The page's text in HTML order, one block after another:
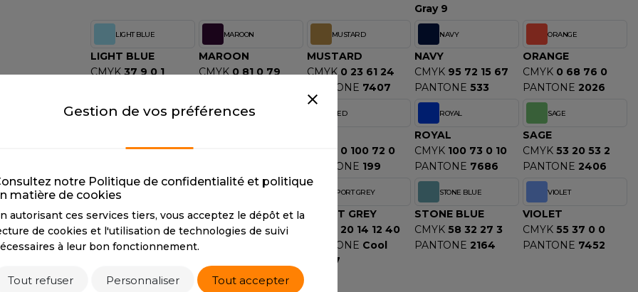
SANS ETIQUETTE
Gray 9
LIGHT BLUE
LIGHT BLUE
CMYK 37 9 0 1
MAROON
MAROON
CMYK 0 81 0 79
MUSTARD
MUSTARD
CMYK 0 23 61 24
PANTONE 7407
NAVY
NAVY
CMYK 95 72 15 67
PANTONE 533
ORANGE
ORANGE
CMYK 0 68 76 0
PANTONE 2026
PARAGON
0 5 0 42
PITCH BLACK RED
0 100 72 0
PANTONE 199
ROYAL
ROYAL
CMYK 100 73 0 10
PANTONE 7686
SAGE
SAGE
CMYK 53 20 53 2
PANTONE 2406
SAND
SAND
CMYK 0 10 17 16
PANTONE 7528
SAPPHIRE
CMYK 100 23 0 19
SPORT GREY
SPORT GREY
20 14 12 40
PANTONE Cool
Gray 7
STONE BLUE
STONE BLUE
CMYK 58 32 27 3
PANTONE 2164
VIOLET
VIOLET
CMYK 55 37 0 0
PANTONE 7452
WHITE
Gestion de vos préférences
notre Politique de confidentialité et politique
matière de cookies
autorisant ces services tiers, vous acceptez le dépôt et la
de cookies et l'utilisation de technologies de suivi
à leur bon fonctionnement.
Tout refuser Personnaliser Tout accepter